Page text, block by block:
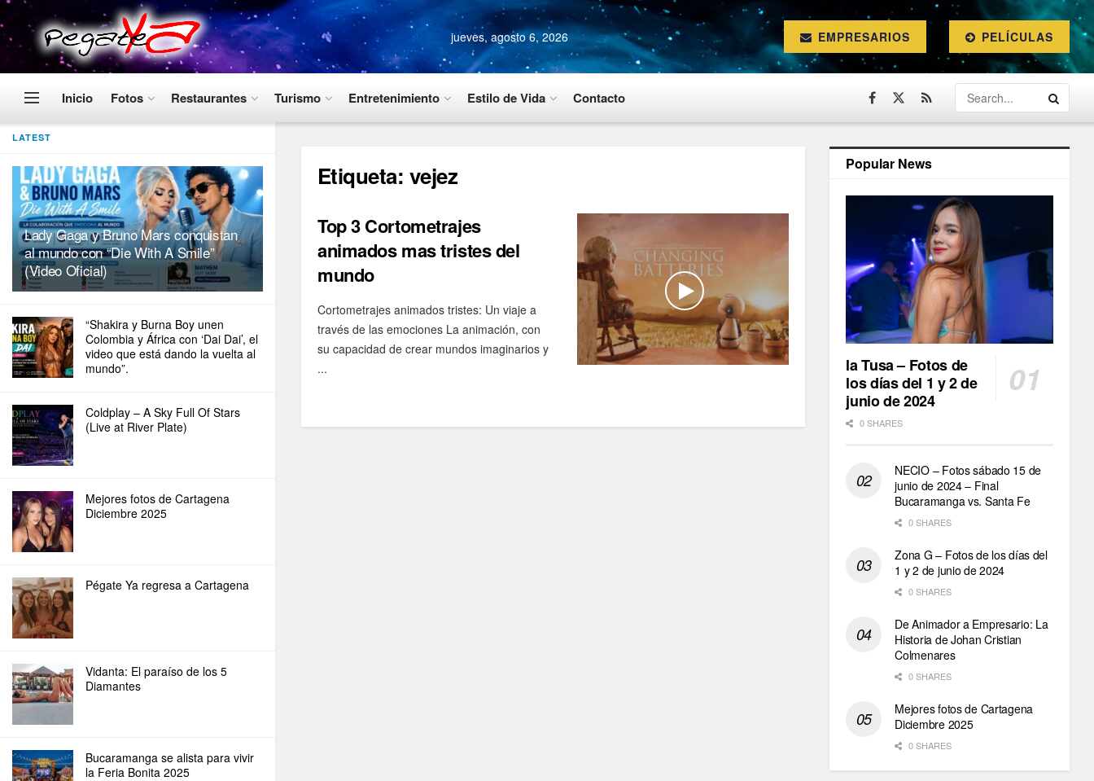
LATEST
Lady Gaga y Bruno Mars conquistan
al mundo con “Die With A Smile”
(Video Oficial)
“Shakira y Burna Boy unen
Colombia y África con ‘Dai Dai’, el
video que está dando la vuelta al
mundo”.
Coldplay – A Sky Full Of Stars
(Live at River Plate)
Mejores fotos de Cartagena
Diciembre 2025
Pégate Ya regresa a Cartagena
Vidanta: El paraíso de los 5
Diamantes
Bucaramanga se alista para vivir
la Feria Bonita 2025
jueves, agosto 6, 2026 EMPRESARIOS PELÍCULAS
Inicio Fotos Restaurantes Turismo Entretenimiento Estilo de Vida Contacto
Etiqueta: vejez
Top 3 Cortometrajes
animados mas tristes del
mundo
Cortometrajes animados tristes: Un viaje a
través de las emociones La animación, con
su capacidad de crear mundos imaginarios y
...
Popular News
la Tusa – Fotos de
los días del 1 y 2 de
junio de 2024
0 SHARES
NECIO – Fotos sábado 15 de
junio de 2024 – Final
Bucaramanga vs. Santa Fe
0 SHARES
Zona G – Fotos de los días del
1 y 2 de junio de 2024
0 SHARES
De Animador a Empresario: La
Historia de Johan Cristian
Colmenares
0 SHARES
Mejores fotos de Cartagena
Diciembre 2025
0 SHARES